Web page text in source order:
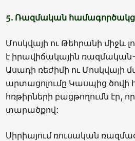
5. Ռազմական
Մոսկվայի ու Թեհրանի միջև
է իրավիճակային
Ասադի ռեժիմի ու Մոսկվայի
արտացոլումը Կասպից
հռթիրների բացթողումն էր,
տարածքով:
Սիրիայում ռուսական